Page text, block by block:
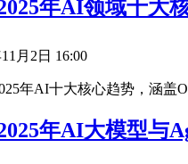
年AI领域十大
月2日 16:00
年AI十大核心趋势，涵盖
年AI大模型与